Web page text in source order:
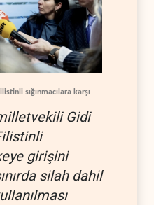
sığınmacılara karşı
Gidi
girişini
silah dahil